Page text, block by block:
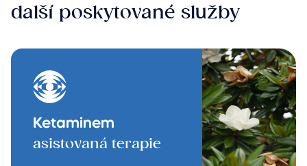
další poskytované služby
Ketaminem
asistovaná terapie